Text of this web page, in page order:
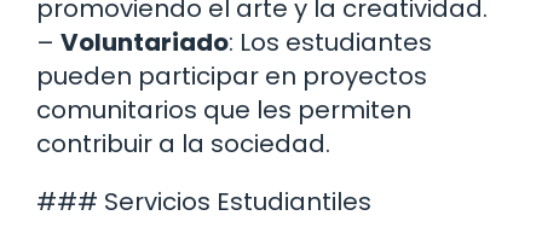
promoviendo el arte y la creatividad.
– Voluntariado: Los estudiantes
pueden participar en proyectos
comunitarios que les permiten
contribuir a la sociedad.
### Servicios Estudiantiles